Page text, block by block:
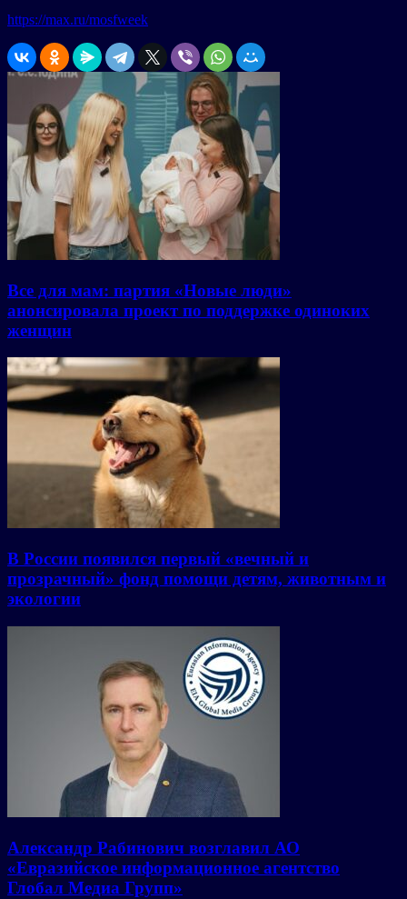
https://max.ru/mosfweek
Все для мам: партия «Новые люди»
анонсировала проект по поддержке одиноких
женщин
В России появился первый «вечный и
прозрачный» фонд помощи детям, животным и
экологии
Александр Рабинович возглавил АО
«Евразийское информационное агентство
Глобал Медиа Групп»